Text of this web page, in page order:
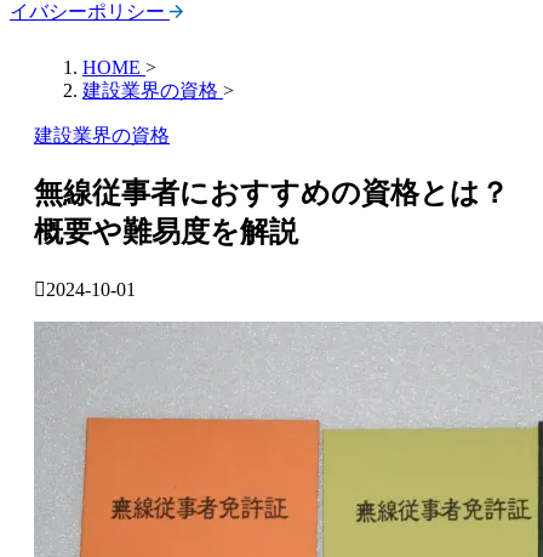
イバシーポリシー
HOME >
建設業界の資格 >
建設業界の資格
無線従事者におすすめの資格とは？
概要や難易度を解説
2024-10-01